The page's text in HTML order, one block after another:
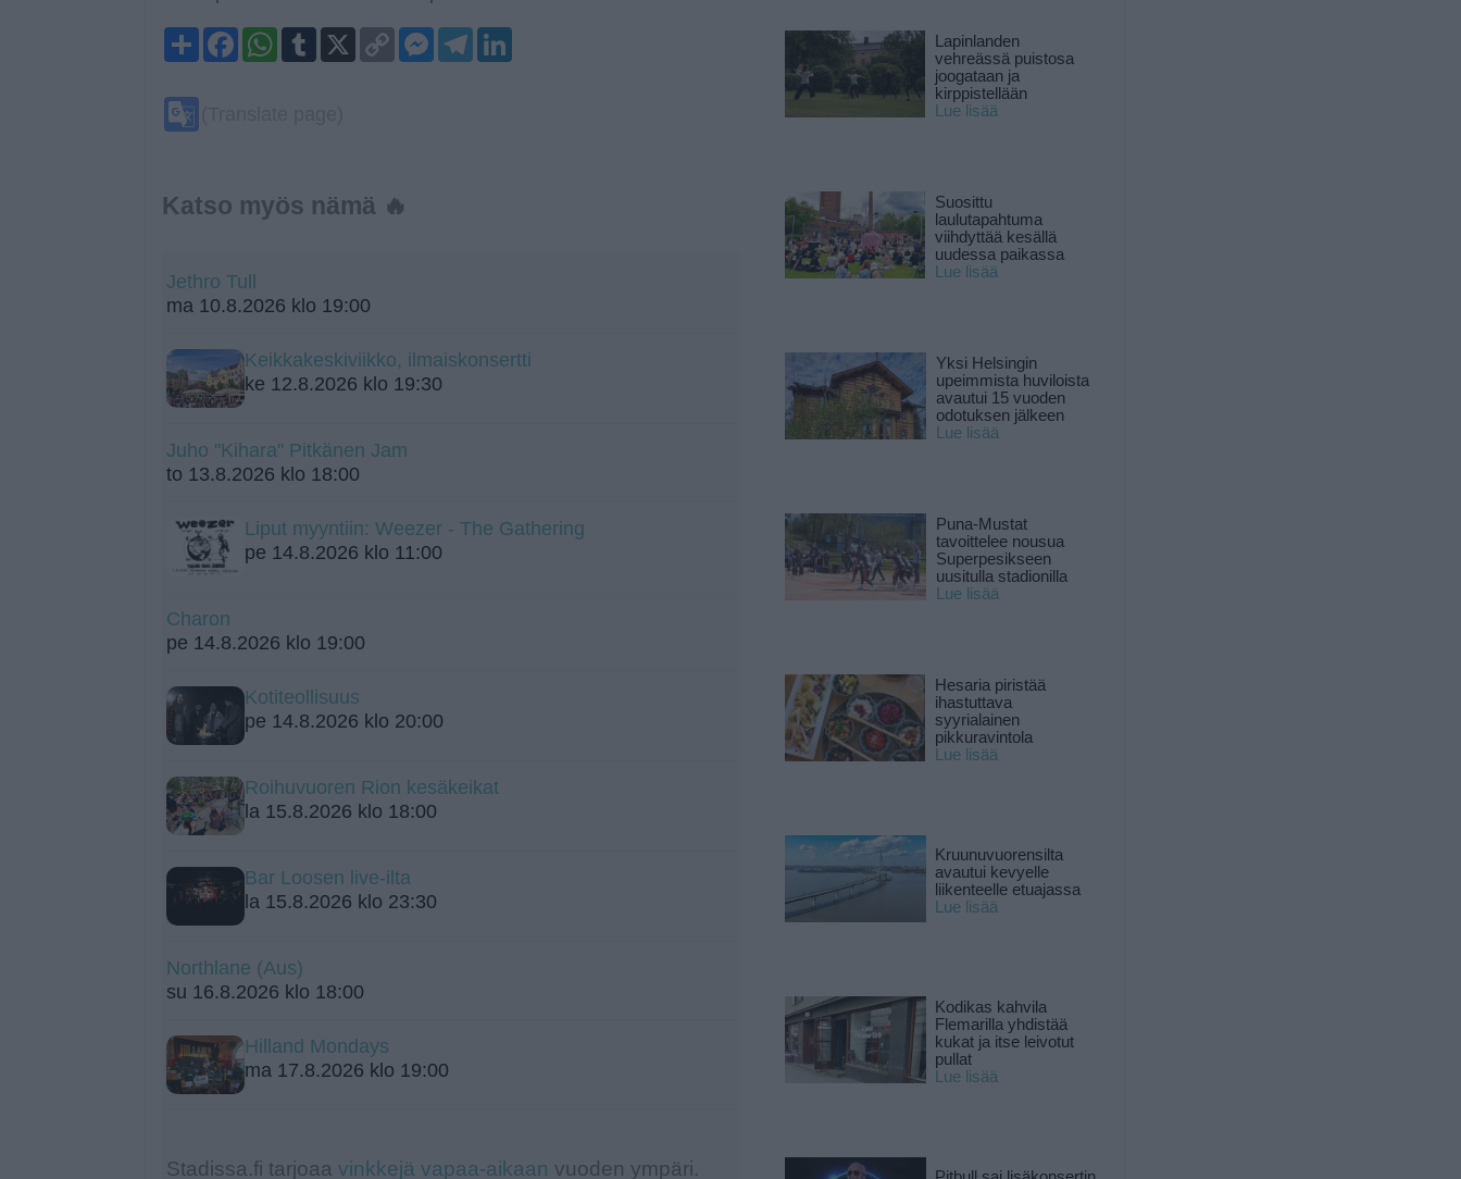
ShareFacebookWhatsApp
Tumblr
X
Copy
Link
Messenger
Telegram
Katso myös nämä 🔥
Jethro Tull
ma 10.8.2026 klo 19:00
Keikkakeskiviikko, ilmaiskonsertti
ke 12.8.2026 klo 19:30
Juho "Kihara" Pitkänen Jam
to 13.8.2026 klo 18:00
Liput myyntiin: Weezer - The Gathering
pe 14.8.2026 klo 11:00
Charon
pe 14.8.2026 klo 19:00
Kotiteollisuus
pe 14.8.2026 klo 20:00
Roihuvuoren Rion kesäkeikat
la 15.8.2026 klo 18:00
Bar Loosen live-ilta
la 15.8.2026 klo 23:30
Northlane (Aus)
su 16.8.2026 klo 18:00
Hilland Mondays
ma 17.8.2026 klo 19:00
Stadissa.fi tarjoaa vinkkejä vapaa-aikaan vuoden ympäri.
Lapinlanden
vehreässä puistosa
joogataan ja
kirppistellään
Lue lisää
Suosittu
laulutapahtuma
viihdyttää kesällä
uudessa paikassa
Lue lisää
Yksi Helsingin
upeimmista huviloista
avautui 15 vuoden
odotuksen jälkeen
Lue lisää
Puna-Mustat
tavoittelee nousua
Superpesikseen
uusitulla stadionilla
Lue lisää
Hesaria piristää
ihastuttava
syyrialainen
pikkuravintola
Lue lisää
Kruunuvuorensilta
avautui kevyelle
liikenteelle etuajassa
Lue lisää
Kodikas kahvila
Flemarilla yhdistää
kukat ja itse leivotut
pullat
Lue lisää